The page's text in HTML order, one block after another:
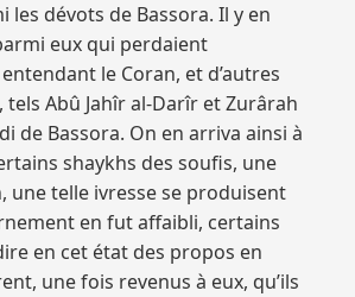
les dévots de Bassora. Il y en
eux qui perdaient
le Coran, et d’autres
Abû Jahîr al-Darîr et Zurârah
de Bassora. On en arriva ainsi à
shaykhs des soufis, une
une telle ivresse se produisent
en fut affaibli, certains
en cet état des propos en
une fois revenus à eux, qu’ils